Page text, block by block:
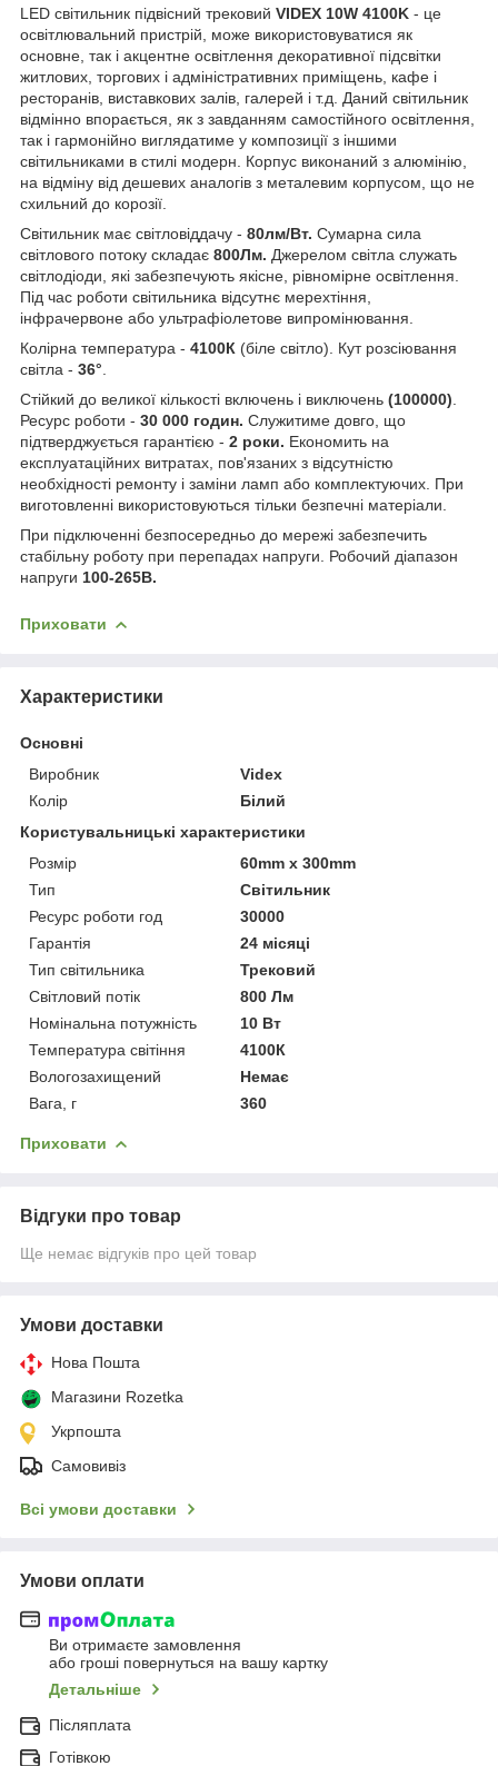
LED світильник підвісний трековий VIDEX 10W 4100K - це
освітлювальний пристрій, може використовуватися як
основне, так і акцентне освітлення декоративної підсвітки
житлових, торгових і адміністративних приміщень, кафе і
ресторанів, виставкових залів, галерей і т.д. Даний світильник
відмінно впорається, як з завданням самостійного освітлення,
так і гармонійно виглядатиме у композиції з іншими
світильниками в стилі модерн. Корпус виконаний з алюмінію,
на відміну від дешевих аналогів з металевим корпусом, що не
схильний до корозії.
Світильник має світловіддачу - 80лм/Вт. Сумарна сила
світлового потоку складає 800Лм. Джерелом світла служать
світлодіоди, які забезпечують якісне, рівномірне освітлення.
Під час роботи світильника відсутнє мерехтіння,
інфрачервоне або ультрафіолетове випромінювання.
Колірна температура - 4100К (біле світло). Кут розсіювання
світла - 36°
Стійкий до великої кількості включень і виключень (100000)
Ресурс роботи - 30 000 годин. Служитиме довго, що
підтверджується гарантією - 2 роки. Економить на
експлуатаційних витратах, пов'язаних з відсутністю
необхідності ремонту і заміни ламп або комплектуючих. При
виготовленні використовуються тільки безпечні матеріали.
При підключенні безпосередньо до мережі забезпечить
стабільну роботу при перепадах напруги. Робочий діапазон
напруги 100-265В.
Приховати
Характеристики
Основні
Виробник
Videx
Колір
Білий
Користувальницькі характеристики
Розмір
60mm х 300mm
Тип
Світильник
Ресурс роботи год
30000
Гарантія
24 місяці
Тип світильника
Трековий
Світловий потік
800 Лм
Номінальна потужність
10 Вт
Температура світіння
4100К
Вологозахищений
Немає
Вага, г
360
Приховати
Відгуки про товар
Ще немає відгуків про цей товар
Умови доставки
Нова Пошта
Магазини Rozetka
Укрпошта
Самовивіз
Всі умови доставки
Умови оплати
Ви отримаєте замовлення
або гроші повернуться на вашу картку
Детальніше
Післяплата
Готівкою